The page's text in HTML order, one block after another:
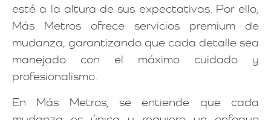
esté a la altura de sus expectativas. Por ello,
Más Metros ofrece servicios premium de
mudanza, garantizando que cada detalle sea
manejado con el máximo cuidado y
profesionalismo.
En Más Metros, se entiende que cada